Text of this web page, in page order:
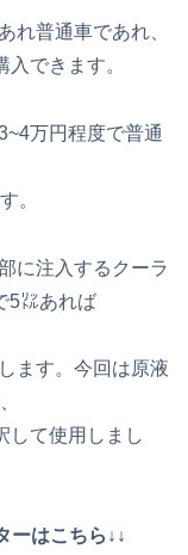
れ普通車であれ、
できます。
万円程度で普通
。
に注入するクーラ
5㍑あれば
ます。今回は原液
して使用しまし
はこちら↓↓